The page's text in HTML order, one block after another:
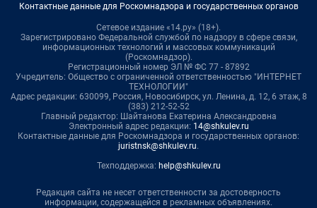
Контактные данные для Роскомнадзора и государственных органов
Сетевое издание «14.ру» (18+).
Зарегистрировано Федеральной службой по надзору в сфере связи,
информационных технологий и массовых коммуникаций
(Роскомнадзор).
Регистрационный номер ЭЛ № ФС 77 - 87892
Учредитель: Общество с ограниченной ответственностью "ИНТЕРНЕТ
ТЕХНОЛОГИИ"
Адрес редакции: 630099, Россия, Новосибирск, ул. Ленина, д. 12, 6 этаж, 8
(383) 212-52-52
Главный редактор: Шайтанова Екатерина Александровна
Электронный адрес редакции: 14@shkulev.ru
Контактные данные для Роскомнадзора и государственных органов:
juristnsk@shkulev.ru.
Техподдержка: help@shkulev.ru
Редакция сайта не несет ответственности за достоверность
информации, содержащейся в рекламных объявлениях.